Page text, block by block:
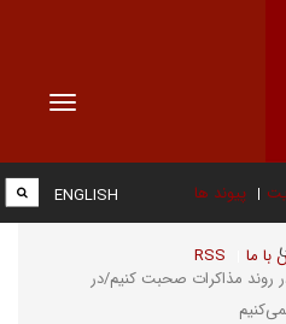
Toggle
پیوند ها
با ما RSS
ENGLISH
روند مذاکرات صحبت کنیم/در